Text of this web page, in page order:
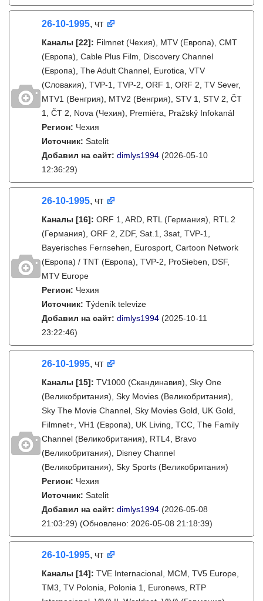
26-10-1995, чт
Каналы [22]: Filmnet (Чехия), MTV (Европа), CMT
(Европа), Cable Plus Film, Discovery Channel
(Европа), The Adult Channel, Eurotica, VTV
(Словакия), TVP-1, TVP-2, ORF 1, ORF 2, TV Sever,
MTV1 (Венгрия), MTV2 (Венгрия), STV 1, STV 2, ČT
1, ČT 2, Nova (Чехия), Premiéra, Pražský Infokanál
Регион: Чехия
Источник: Satelit
Добавил на сайт: dimlys1994 (2026-05-10
12:36:29)
26-10-1995, чт
Каналы [16]: ORF 1, ARD, RTL (Германия), RTL 2
(Германия), ORF 2, ZDF, Sat.1, 3sat, TVP-1,
Bayerisches Fernsehen, Eurosport, Cartoon Network
(Европа) / TNT (Европа), TVP-2, ProSieben, DSF,
MTV Europe
Регион: Чехия
Источник: Týdeník televize
Добавил на сайт: dimlys1994 (2025-10-11
23:22:46)
26-10-1995, чт
Каналы [15]: TV1000 (Скандинавия), Sky One
(Великобритания), Sky Movies (Великобритания),
Sky The Movie Channel, Sky Movies Gold, UK Gold,
Filmnet+, VH1 (Европа), UK Living, TCC, The Family
Channel (Великобритания), RTL4, Bravo
(Великобритания), Disney Channel
(Великобритания), Sky Sports (Великобритания)
Регион: Чехия
Источник: Satelit
Добавил на сайт: dimlys1994 (2026-05-08
21:03:29) (Обновлено: 2026-05-08 21:18:39)
26-10-1995, чт
Каналы [14]: TVE Internacional, MCM, TV5 Europe,
TM3, TV Polonia, Polonia 1, Euronews, RTP